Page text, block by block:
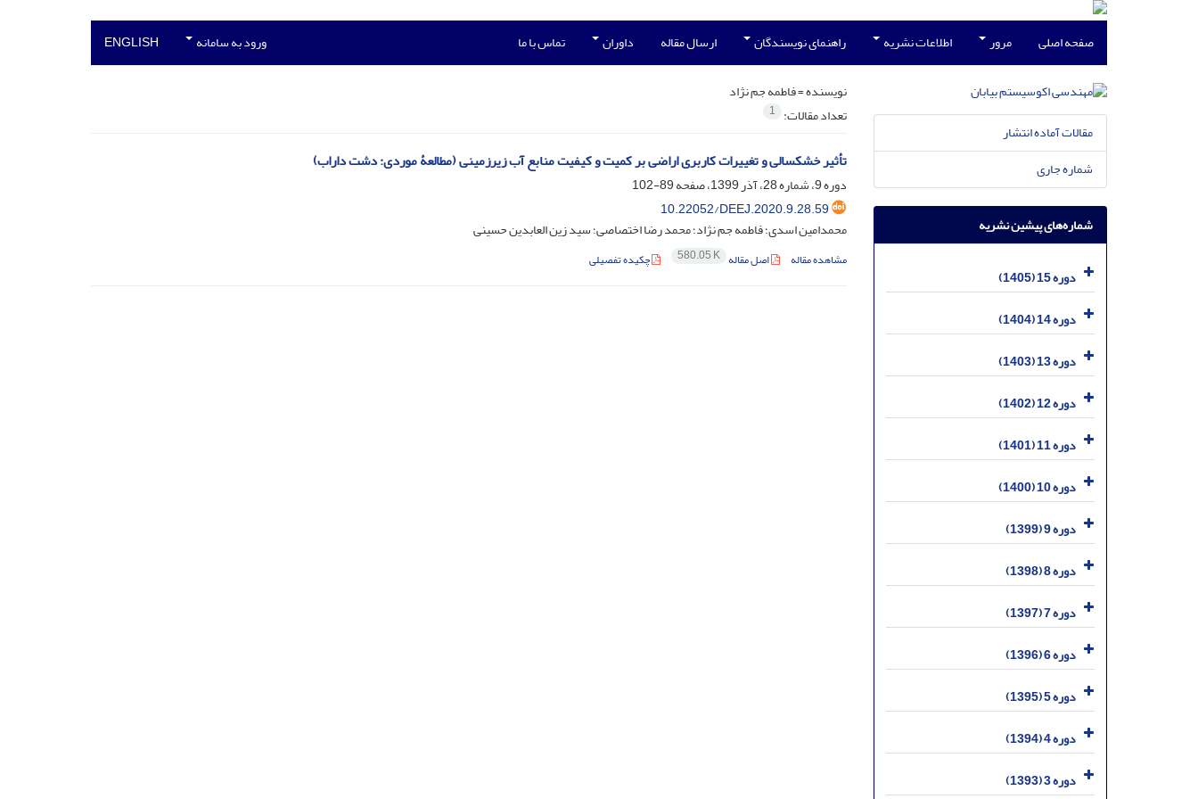
صفحه اصلی مرور اطلاعات نشریه راهنمای نویسندگان ارسال مقاله داوران تماس با ما ورود به سامانه ENGLISH
نویسنده =فاطمه جم نژاد
تعداد مقالات: 1
تأثیر خشکسالی و تغییرات کاربری اراضی بر کمیت و کیفیت منابع آب زیرزمینی (مطالعۀ موردی: دشت داراب)
دوره 9، شماره 28، آذر 1399، صفحه
89-102
10.22052/DEEJ.2020.9.28.59
محمدامین اسدی؛ فاطمه جم نژاد؛ محمد رضا اختصاصی؛ سید زین العابدین حسینی
مشاهده مقاله اصل مقاله 580.05 K چکیده تفصیلی
مقالات آماده انتشار
شماره جاری
شماره‌های پیشین نشریه
دوره 15 (1405)
دوره 14 (1404)
دوره 13 (1403)
دوره 12 (1402)
دوره 11 (1401)
دوره 10 (1400)
دوره 9 (1399)
دوره 8 (1398)
دوره 7 (1397)
دوره 6 (1396)
دوره 5 (1395)
دوره 4 (1394)
دوره 3 (1393)